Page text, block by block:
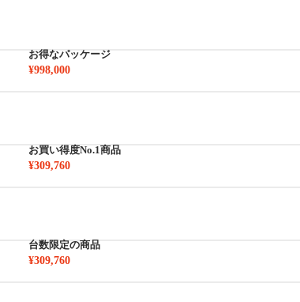
お得なパッケージ
¥998,000
お買い得度No.1商品
¥309,760
台数限定の商品
¥309,760